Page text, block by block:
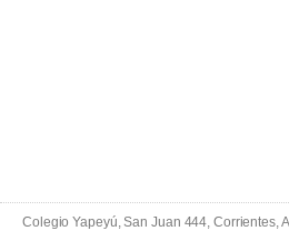
Colegio Yapeyú, San Juan 444, Corrientes,